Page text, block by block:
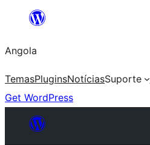
Saltar
o
conteúdo
Angola
TemasPluginsNotíciasSuporte
Get WordPress